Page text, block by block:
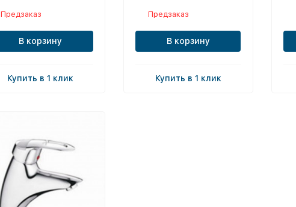
Предзаказ
В корзину
Купить в 1 клик
Предзаказ
В корзину
Купить в 1 клик